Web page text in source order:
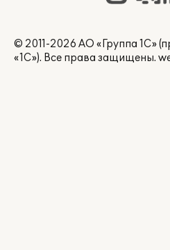
© 2011-2026 АО «Группа 1С»
«1С»). Все права защищены.